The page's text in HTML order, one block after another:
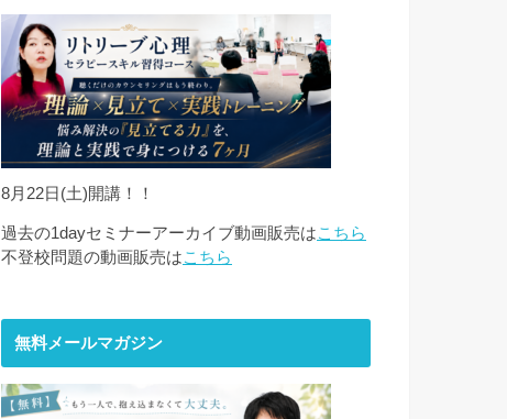
8月22日(土)開講！！
過去の1dayセミナーアーカイブ動画販売はこちら
不登校問題の動画販売はこちら
無料メールマガジン